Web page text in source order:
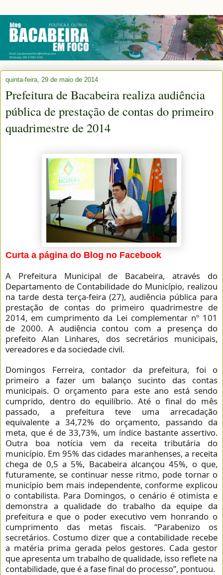
quinta-feira, 29 de maio de 2014
Prefeitura de Bacabeira realiza audiência
pública de prestação de contas do primeiro
quadrimestre de 2014
Curta a página do Blog no Facebook
A Prefeitura Municipal de Bacabeira, através do
Departamento de Contabilidade do Município, realizou
na tarde desta terça-feira (27), audiência pública para
prestação de contas do primeiro quadrimestre de
2014, em cumprimento da Lei complementar nº 101
de 2000. A audiência contou com a presença do
prefeito Alan Linhares, dos secretários municipais,
vereadores e da sociedade civil.
Domingos Ferreira, contador da prefeitura, foi o
primeiro a fazer um balanço sucinto das contas
municipais. O orçamento para este ano está sendo
cumprido, dentro do equilíbrio. Até o final do mês
passado, a prefeitura teve uma arrecadação
equivalente a 34,72% do orçamento, passando da
meta, que é de 33,73%, um índice bastante assertivo.
Outra boa notícia vem da receita tributária do
município. Em 95% das cidades maranhenses, a receita
chega de 0,5 a 5%, Bacabeira alcançou 45%, o que,
futuramente, se continuar nesse ritmo, pode tornar o
município bem mais independente, conforme explicou
o contabilista. Para Domingos, o cenário é otimista e
demonstra a qualidade do trabalho da equipe da
prefeitura e que o poder executivo vem honrando o
cumprimento das metas fiscais. “Parabenizo os
secretários. Costumo dizer que a contabilidade recebe
a matéria prima gerada pelos gestores. Cada gestor
que apresenta um trabalho de qualidade, isso reflete na
contabilidade, que é a fase final do processo”, pontuou.